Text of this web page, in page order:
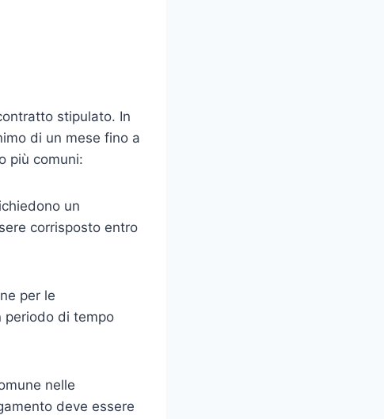
stipulato. In
di un mese fino a
più comuni:
un
corrisposto entro
per le
periodo di tempo
nelle
deve essere